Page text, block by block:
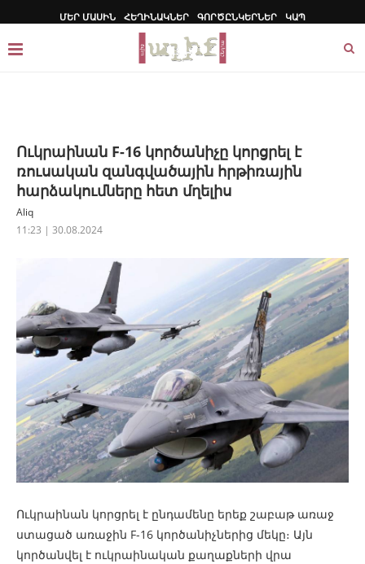
ՄԵՐ ՄԱՍԻՆ ՀԵՂԻՆԱԿՆԵՐ ԳՈՐԾԸՆԿԵՐՆԵՐ ԿԱՊ
Ուկրաինան F-16 կործանիչը կորցրել է
ռուսական զանգվածային հրթիռային
հարձակումները հետ մղելիս
Aliq
11:23 | 30.08.2024
Ուկրաինան կորցրել է ընդամենը երեք շաբաթ առաջ
ստացած առաջին F-16 կործանիչներից մեկը։ Այն
կործանվել է ուկրաինական քաղաքների վրա